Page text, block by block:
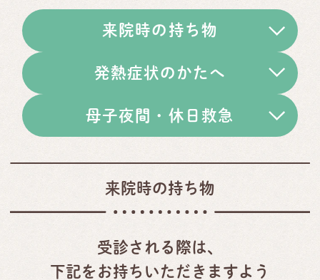
来院時の持ち物
発熱症状のかたへ
母子夜間・休日救急
来院時の持ち物
受診される際は、
下記をお持ちいただきますよう